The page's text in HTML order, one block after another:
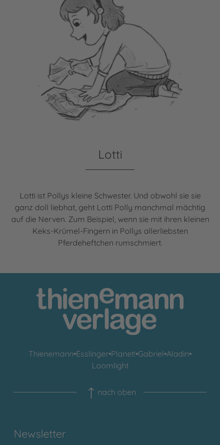
Lotti
Lotti ist Pollys kleine Schwester. Und obwohl sie sie
ganz doll liebhat, geht Lotti Polly manchmal mächtig
auf die Nerven. Zum Beispiel, wenn sie mit ihren kleinen
Keks-Krümel-Fingern in Pollys allerliebsten
Pferdeheftchen rumschmiert.
Thienemann•Esslinger•Planet!•Gabriel•Aladin•
Loomlight
nach oben
Newsletter